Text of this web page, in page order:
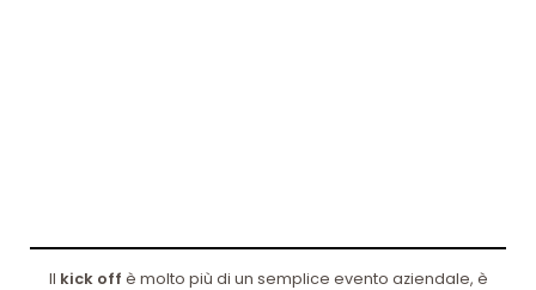
Il kick off è molto più di un semplice evento aziendale, è